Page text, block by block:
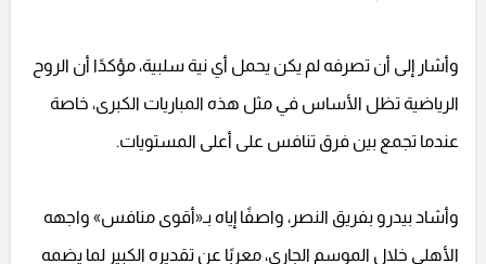
وأشار إلى أن تصرفه لم يكن يحمل أي نية سلبية، مؤكدًا أن الروح
الرياضية تظل الأساس في مثل هذه المباريات الكبرى، خاصة
عندما تجمع بين فرق تنافس على أعلى المستويات.
وأشاد بيدرو بفريق النصر، واصفًا إياه بـ«أقوى منافس» واجهه
الأهلي خلال الموسم الجاري، معربًا عن تقديره الكبير لما يضمه